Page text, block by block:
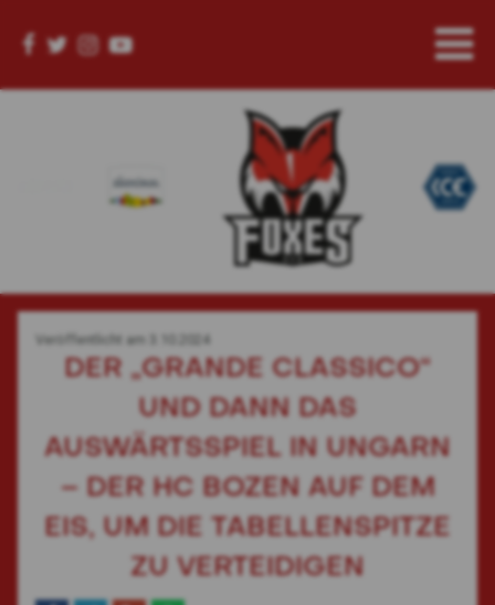
Veröffentlicht am 3.10.2024
DER „GRANDE CLASSICO“
UND DANN DAS
AUSWÄRTSSPIEL IN UNGARN
– DER HC BOZEN AUF DEM
EIS, UM DIE TABELLENSPITZE
ZU VERTEIDIGEN